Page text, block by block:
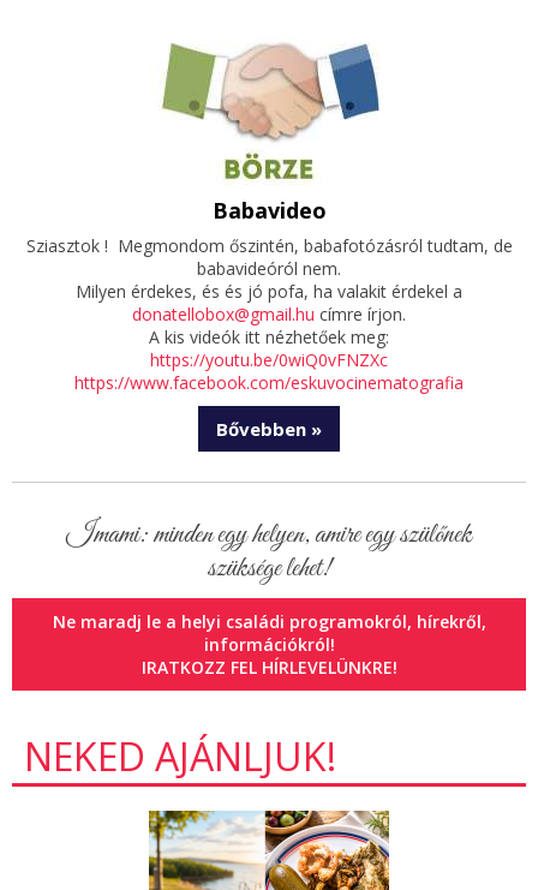
Babavideo
Sziasztok ! Megmondom őszintén, babafotózásról tudtam, de
babavideóról nem.
Milyen érdekes, és és jó pofa, ha valakit érdekel a
donatellobox@gmail.hu címre írjon.
A kis videók itt nézhetőek meg:
https://youtu.be/0wiQ0vFNZXc
https://www.facebook.com/eskuvocinematografia
Bővebben »
Imami: minden egy helyen, amire egy szülőnek
szüksége lehet!
Ne maradj le a helyi családi programokról, hírekről,
információkról!
IRATKOZZ FEL HÍRLEVELÜNKRE!
NEKED AJÁNLJUK!